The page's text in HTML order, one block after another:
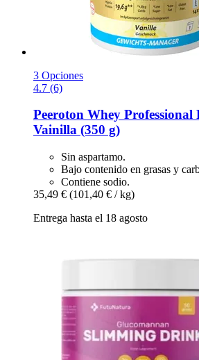
3 Opciones
4.7 (6)
Peeroton Whey Professional
Vainilla (350 g)
Sin aspartamo.
Bajo contenido en grasas y
Contiene sodio.
35,49 € (101,40 € / kg)
Entrega hasta el 18 agosto